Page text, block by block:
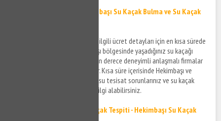
Hekimbaşı Su Kaçak - Hekimbaşı Su Kaçak Bulma ve Su Kaçak
Hekimbaşı su kaçak hizmeti ile ilgili ücret detayları için en kısa sürede
size bilgi verilecek ve Hekimbaşı bölgesinde yaşadığınız su kaçağı
sorunlarınıza teknik konuda son derece deneyimli anlaşmalı firmalar
aracılığı ile çözüm üretilecektir. Kısa süre içerisinde Hekimbaşı ve
çevresinde yaşamış olduğunuz su tesisat sorunlarınız ve su kaçak
sorunlarınız için bizi arayarak bilgi alabilirsiniz.
Hekimbaşı Kırmadan Su Kaçak Tespiti - Hekimbaşı Su Kaçak